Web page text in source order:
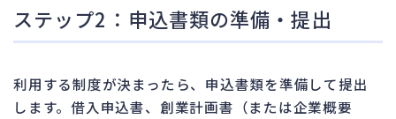
ステップ2：申込書類の準備・提出
利用する制度が決まったら、申込書類を準備して提出
します。借入申込書、創業計画書（または企業概要